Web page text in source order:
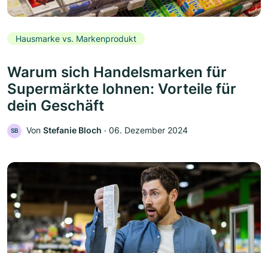
Hausmarke vs. Markenprodukt
Warum sich Handelsmarken für
Supermärkte lohnen: Vorteile für
dein Geschäft
SB Von Stefanie Bloch ‧ 06. Dezember 2024